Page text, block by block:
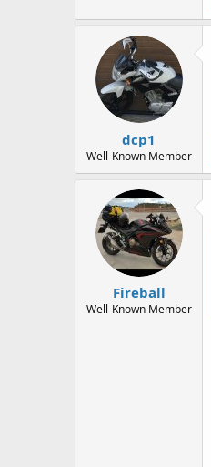
dcp1
Well-Known Member
Fireball
Well-Known Member